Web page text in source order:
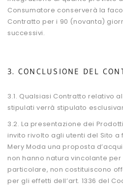
Consumatore conserverà la
Contratto per i 90 (novanta)
successivi.
3. CONCLUSIONE DEL
3.1. Qualsiasi Contratto relativo
stipulati verrà stipulato
3.2. La presentazione dei
invito rivolto agli utenti del Sito
Mery Moda una proposta
non hanno natura vincolante per
particolare, non costituiscono
per gli effetti dell’art. 1336 del